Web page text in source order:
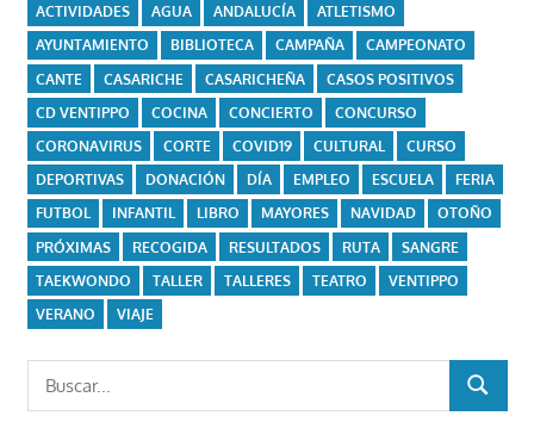
ACTIVIDADES AGUA ANDALUCÍA
ATLETISMO
AYUNTAMIENTO
BIBLIOTECA CAMPAÑA
CAMPEONATO
CANTE
CASARICHE CASARICHEÑA
CASOS POSITIVOS
CD VENTIPPO
COCINA CONCIERTO
CONCURSO
CORONAVIRUS
CORTE COVID19 CULTURAL
CURSO
DEPORTIVAS
DONACIÓN DÍA EMPLEO ESCUELA
FERIA
FUTBOL
INFANTIL LIBRO MAYORES NAVIDAD
OTOÑO
PRÓXIMAS
RECOGIDA RESULTADOS RUTA
SANGRE
TAEKWONDO
TALLER TALLERES TEATRO
VENTIPPO
VERANO
VIAJE
BUSCAR